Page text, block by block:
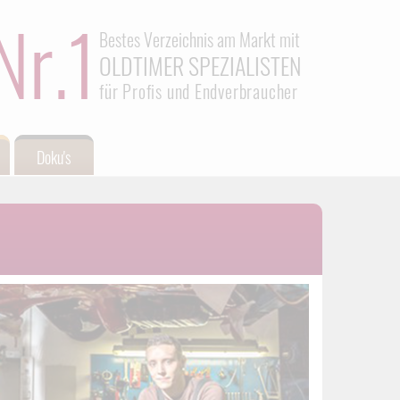
Bestes Verzeichnis am Markt mit
OLDTIMER SPEZIALISTEN
für Profis und Endverbraucher
Doku's